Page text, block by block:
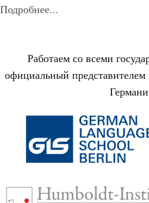
Подробнее...
Работаем со всеми
официальный